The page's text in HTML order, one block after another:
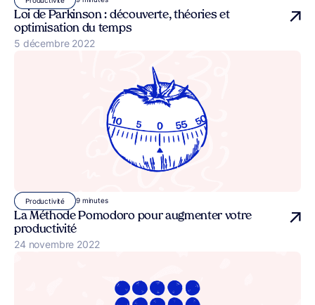
Loi de Parkinson : découverte, théories et
optimisation du temps
Publié le
5 décembre 2022
Productivité 9 minutes
La Méthode Pomodoro pour augmenter votre
productivité
Publié le
24 novembre 2022